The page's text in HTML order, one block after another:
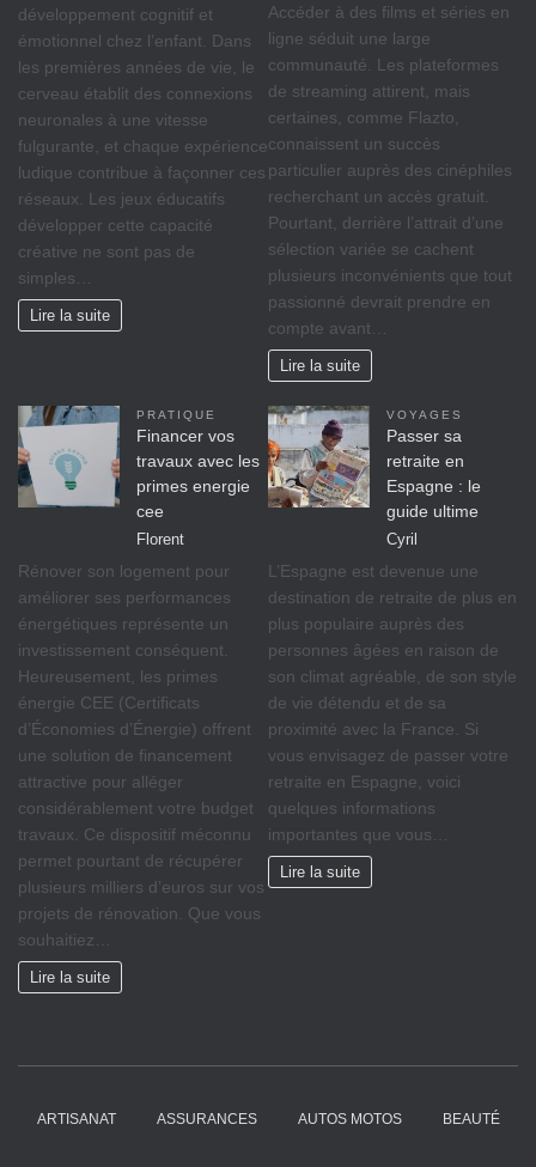
développement cognitif et
émotionnel chez l’enfant. Dans
les premières années de vie, le
cerveau établit des connexions
neuronales à une vitesse
fulgurante, et chaque expérience
ludique contribue à façonner ces
réseaux. Les jeux éducatifs
développer cette capacité
créative ne sont pas de
simples…
Lire la suite
Accéder à des films et séries en
ligne séduit une large
communauté. Les plateformes
de streaming attirent, mais
certaines, comme Flazto,
connaissent un succès
particulier auprès des cinéphiles
recherchant un accès gratuit.
Pourtant, derrière l’attrait d’une
sélection variée se cachent
plusieurs inconvénients que tout
passionné devrait prendre en
compte avant…
Lire la suite
PRATIQUE
Financer vos
travaux avec les
primes energie
cee
Florent
Rénover son logement pour
améliorer ses performances
énergétiques représente un
investissement conséquent.
Heureusement, les primes
énergie CEE (Certificats
d’Économies d’Énergie) offrent
une solution de financement
attractive pour alléger
considérablement votre budget
travaux. Ce dispositif méconnu
permet pourtant de récupérer
plusieurs milliers d’euros sur vos
projets de rénovation. Que vous
souhaitiez…
Lire la suite
VOYAGES
Passer sa
retraite en
Espagne : le
guide ultime
Cyril
L’Espagne est devenue une
destination de retraite de plus en
plus populaire auprès des
personnes âgées en raison de
son climat agréable, de son style
de vie détendu et de sa
proximité avec la France. Si
vous envisagez de passer votre
retraite en Espagne, voici
quelques informations
importantes que vous…
Lire la suite
ARTISANAT ASSURANCES AUTOS MOTOS BEAUTÉ